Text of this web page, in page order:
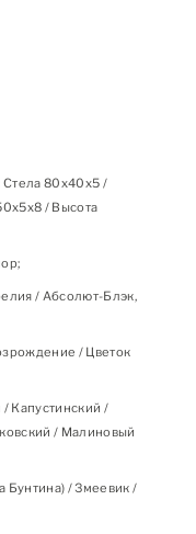
Стела 80х40х5 /
/ Высота
/ Абсолют-Блэк,
/ Цветок
Капустинский /
/ Малиновый
Бунтина) / Змеевик /